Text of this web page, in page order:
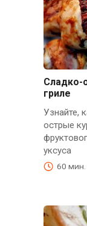
Сладко-
гриле
Узнайте,
острые
уксуса
60 мин.